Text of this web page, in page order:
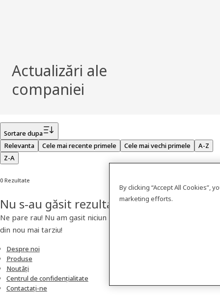
Actualizări ale
companiei
Sortare dupa
Relevanta
Cele mai recente primele Cele mai vechi primele
A-Z
Z-A
0 Rezultate
Nu s-au găsit rezultate
Ne pare rau! Nu am gasit niciun produs. Va rugam sa verificati
din nou mai tarziu!
Despre noi
Produse
Noutăți
Centrul de confidențialitate
Contactați-ne
By clicking “Accept All Cookies”,
marketing efforts.